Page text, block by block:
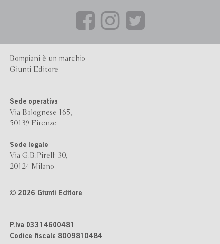
Bompiani è un marchio
Giunti Editore
Sede operativa
Via Bolognese 165,
50139 Firenze
Sede legale
Via G.B.Pirelli 30,
20124 Milano
2026 Giunti Editore
P.Iva 03314600481
Codice fiscale 8009810484